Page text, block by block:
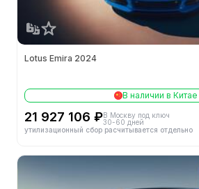
Lotus Emira 2024
В наличии в Китае
21 927 106 ₽В Москву под ключ
30-60 дней
утилизационный сбор расчитывается отдельно